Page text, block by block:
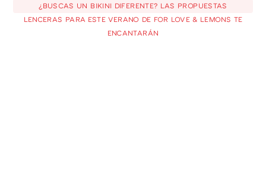
¿BUSCAS UN BIKINI DIFERENTE? LAS PROPUESTAS
LENCERAS PARA ESTE VERANO DE FOR LOVE & LEMONS TE
ENCANTARÁN